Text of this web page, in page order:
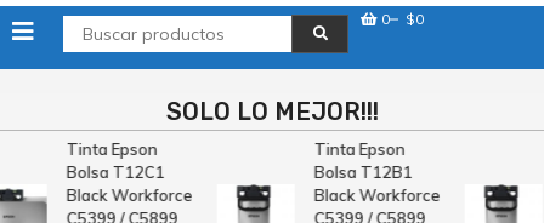
0
$0
SOLO LO MEJOR!!!
Tinta Epson
Bolsa T12C1
Black Workforce
C5399 / C5899
Tinta Epson
Bolsa T12B1
Black Workforce
C5399 / C5899